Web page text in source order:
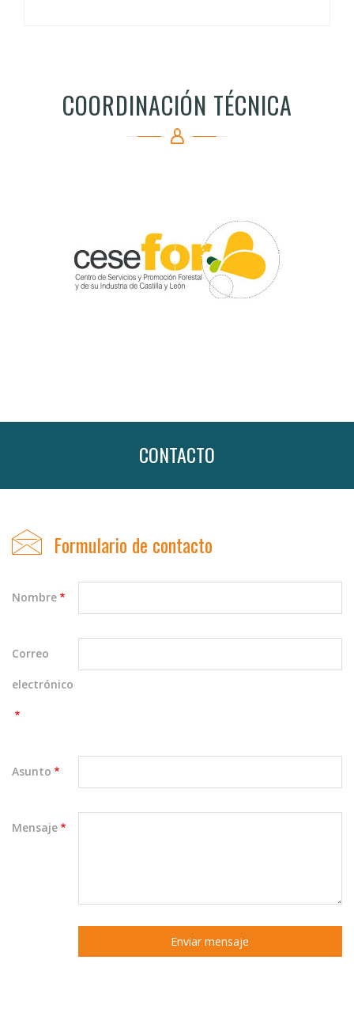
COORDINACIÓN TÉCNICA
CONTACTO
Formulario de contacto
Nombre
Correo
electrónico
Asunto
Mensaje